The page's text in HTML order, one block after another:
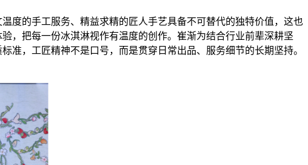
度的手工服务、精益求精的匠人手艺具备不可替代的独特价值，这也
，把每一份冰淇淋视作有温度的创作。崔渐为结合行业前辈深耕坚
准，工匠精神不是口号，而是贯穿日常出品、服务细节的长期坚持。